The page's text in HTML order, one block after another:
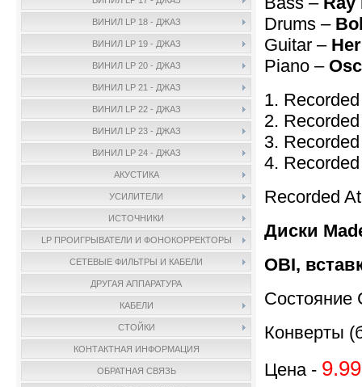
ВИНИЛ LP 18 - ДЖАЗ
ВИНИЛ LP 19 - ДЖАЗ
ВИНИЛ LP 20 - ДЖАЗ
ВИНИЛ LP 21 - ДЖАЗ
ВИНИЛ LP 22 - ДЖАЗ
ВИНИЛ LP 23 - ДЖАЗ
ВИНИЛ LP 24 - ДЖАЗ
АКУСТИКА
УСИЛИТЕЛИ
ИСТОЧНИКИ
LP ПРОИГРЫВАТЕЛИ И ФОНОКОРРЕКТОРЫ
СЕТЕВЫЕ ФИЛЬТРЫ И КАБЕЛИ
ДРУГАЯ АППАРАТУРА
КАБЕЛИ
СТОЙКИ
КОНТАКТНАЯ ИНФОРМАЦИЯ
ОБРАТНАЯ СВЯЗЬ
Drums –
Guitar –
Piano –
1.
2.
3.
4.
Recorded
Диски
OBI,
Состояние
Конверты
Цена -